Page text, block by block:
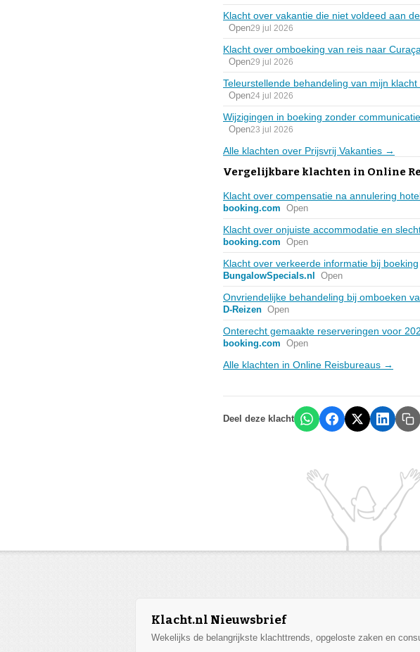
Klacht over vakantie die niet voldeed aan
Open29 jul 2026
Klacht over omboeking van reis naar
Open29 jul 2026
Teleurstellende behandeling van mijn
Open24 jul 2026
Wijzigingen in boeking zonder communicatie
Open23 jul 2026
Alle klachten over Prijsvrij Vakanties →
Vergelijkbare klachten in Online
Klacht over compensatie na annulering
booking.com Open
Klacht over onjuiste accommodatie en
booking.com Open
Klacht over verkeerde informatie bij boeking
BungalowSpecials.nl Open
Onvriendelijke behandeling bij omboeken
D-Reizen Open
Onterecht gemaakte reserveringen voor
booking.com Open
Alle klachten in Online Reisbureaus →
Deel deze klacht
Klacht.nl Nieuwsbrief
Wekelijks de belangrijkste klachttrends, opgeloste zaken en